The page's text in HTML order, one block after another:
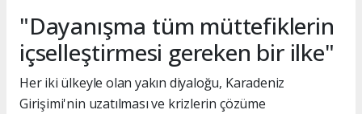
"Dayanışma tüm müttefiklerin
içselleştirmesi gereken bir ilke"
Her iki ülkeyle olan yakın diyaloğu, Karadeniz
Girişimi'nin uzatılması ve krizlerin çözüme